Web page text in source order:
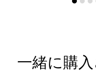
一緒に購